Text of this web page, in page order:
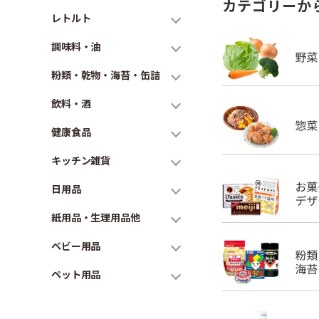
レトルト
調味料・油
粉類・乾物・海苔・缶詰
飲料・酒
健康食品
キッチン雑貨
日用品
紙用品・生理用品他
ベビー用品
ペット用品
カテゴリーか